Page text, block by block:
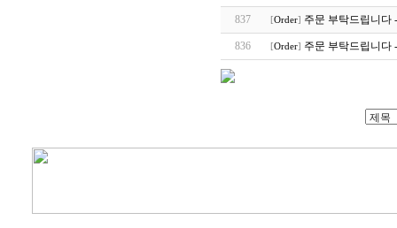
837 [Order] 주문 부탁드립니다
836 [Order] 주문 부탁드립니다